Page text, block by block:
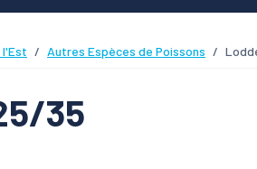
l'Est Autres Espèces de Poissons
35